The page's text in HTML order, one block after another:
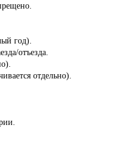
год).
отъезда.
отдельно).